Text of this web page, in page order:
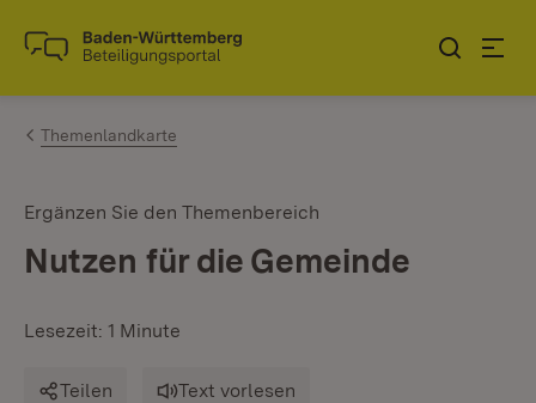
Zum Inhalt springen
Link zur Startseite
Themenlandkarte
Ergänzen Sie den Themenbereich
Nutzen für die Gemeinde
Lesezeit: 1 Minute
Teilen Text vorlesen